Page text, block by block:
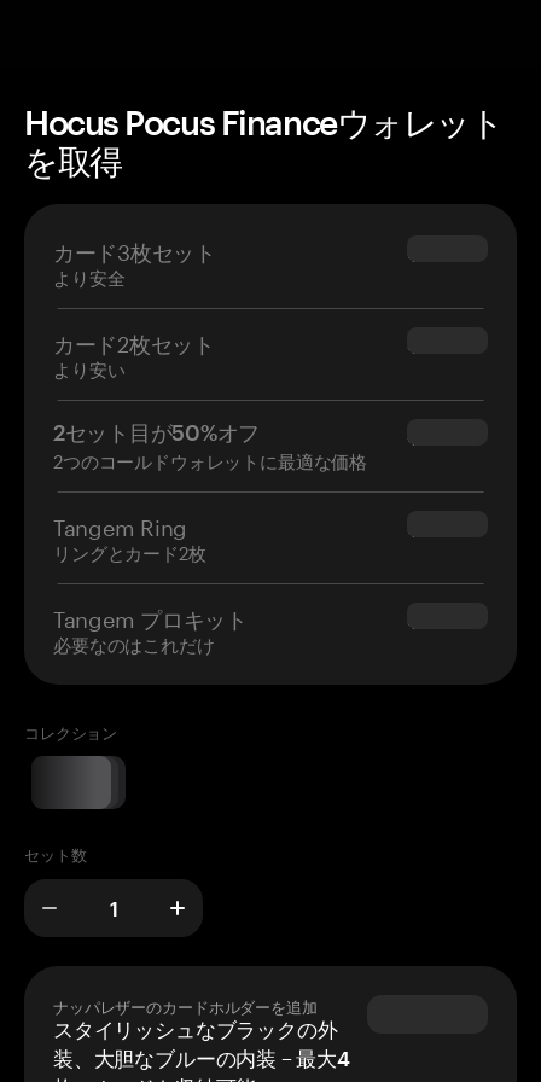
Hocus Pocus Financeウォレット
を取得
カード3枚セット
より安全
$69.90
カード2枚セット
より安い
$54.90
2セット目が50%オフ
2つのコールドウォレットに最適な価格
$34.95
Tangem Ring
リングとカード2枚
$160.00
Tangem プロキット
必要なのはこれだけ
$180.00
コレクション
セット数
ナッパレザーのカードホルダーを追加
スタイリッシュなブラックの外
装、大胆なブルーの内装 – 最大4